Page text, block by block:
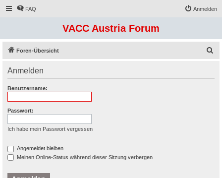
FAQ Anmelden
VACC Austria Forum
Foren-Übersicht
Anmelden
Benutzername:
Passwort:
Ich habe mein Passwort vergessen
Angemeldet bleiben
Meinen Online-Status während dieser Sitzung verbergen